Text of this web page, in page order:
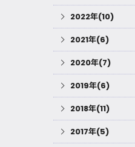
2022年(10)
2021年(6)
2020年(7)
2019年(6)
2018年(11)
2017年(5)